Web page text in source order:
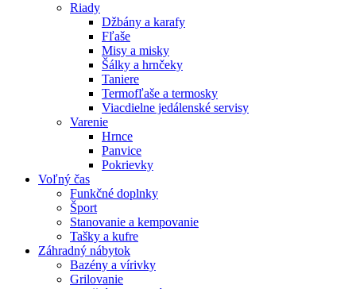
Riady
Džbány a karafy
Fľaše
Misy a misky
Šálky a hrnčeky
Taniere
Termofľaše a termosky
Viacdielne jedálenské servisy
Varenie
Hrnce
Panvice
Pokrievky
Voľný čas
Funkčné doplnky
Šport
Stanovanie a kempovanie
Tašky a kufre
Záhradný nábytok
Bazény a vírivky
Grilovanie